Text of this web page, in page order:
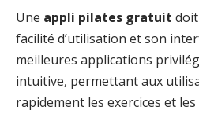
Une appli pilates gratuit
facilité d’utilisation et son
meilleures applications
intuitive, permettant aux
rapidement les exercices et